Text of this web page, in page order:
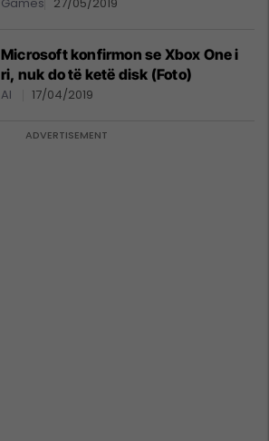
Microsoft konfirmon se Xbox One i
ri, nuk do të ketë disk (Foto)
AI 17/04/2019